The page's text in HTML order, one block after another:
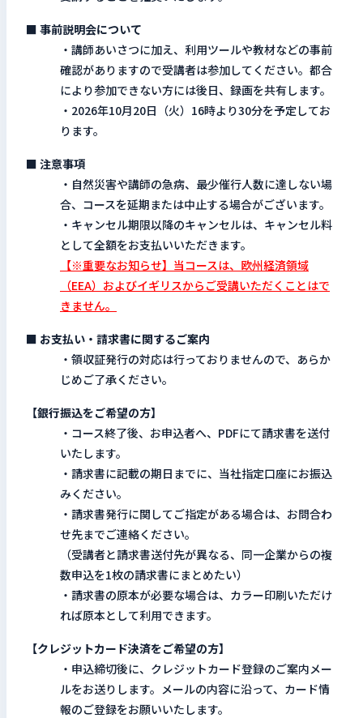
■ 事前説明会について
・講師あいさつに加え、利用ツールや教材などの事前
確認がありますので受講者は参加してください。都合
により参加できない方には後日、録画を共有します。
・2026年10月20日（火）16時より30分を予定してお
ります。
■ 注意事項
・自然災害や講師の急病、最少催行人数に達しない場
合、コースを延期または中止する場合がございます。
・キャンセル期限以降のキャンセルは、キャンセル料
として全額をお支払いいただきます。
【※重要なお知らせ】当コースは、欧州経済領域
（EEA）およびイギリスからご受講いただくことはで
きません。
■ お支払い・請求書に関するご案内
・領収証発行の対応は行っておりませんので、あらか
じめご了承ください。
【銀行振込をご希望の方】
・コース終了後、お申込者へ、PDFにて請求書を送付
いたします。
・請求書に記載の期日までに、当社指定口座にお振込
みください。
・請求書発行に関してご指定がある場合は、お問合わ
せ先までご連絡ください。
（受講者と請求書送付先が異なる、同一企業からの複
数申込を1枚の請求書にまとめたい）
・請求書の原本が必要な場合は、カラー印刷いただけ
れば原本として利用できます。
【クレジットカード決済をご希望の方】
・申込締切後に、クレジットカード登録のご案内メー
ルをお送りします。メールの内容に沿って、カード情
報のご登録をお願いいたします。